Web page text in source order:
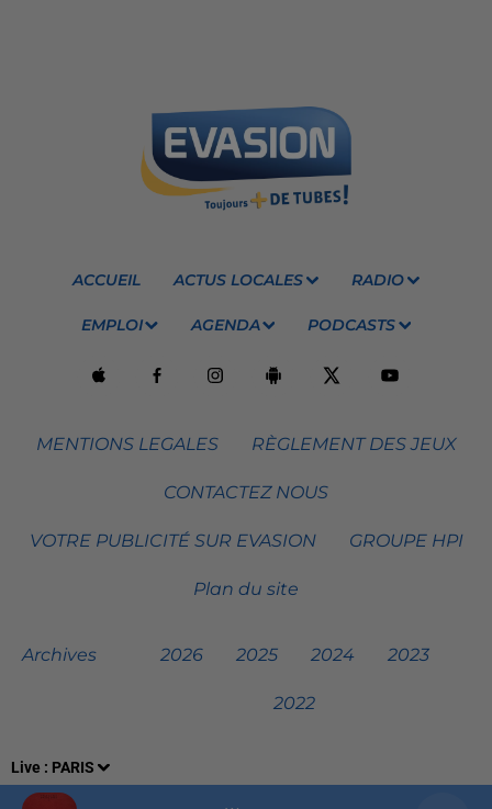
Live : PARIS
ACCUEIL ACTUS LOCALES RADIO
EMPLOI AGENDA PODCASTS
MENTIONS LEGALES RÈGLEMENT DES JEUX
CONTACTEZ NOUS
VOTRE PUBLICITÉ SUR EVASION GROUPE HPI
Plan du site
Archives 2026 2025 2024 2023
2022